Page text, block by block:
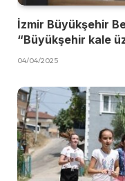
İzmir Büyükşehir
“Büyükşehir kale
04/04/2025